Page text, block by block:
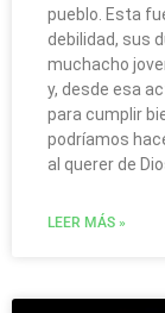
pueblo. Esta
debilidad, sus
muchacho
y, desde esa
para cumplir
podríamos
al querer de
LEER MÁS »